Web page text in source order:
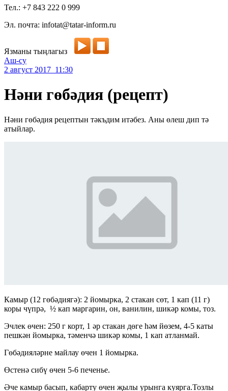
Тел.: +7 843 222 0 999
Эл. почта: infotat@tatar-inform.ru
Язманы тыңлагыз
Аш-су
2 август 2017 11:30
Нәни гөбәдия (рецепт)
Нәни гөбәдия рецептын тәкъдим итәбез. Аны өлеш дип тә
атыйлар.
Камыр (12 гөбәдиягә): 2 йомырка, 2 стакан сөт, 1 кап (11 г)
коры чүпрә, ½ кап маргарин, он, ванилин, шикәр комы, тоз.
Эчлек өчен: 250 г корт, 1 әр стакан дөге һәм йөзем, 4-5 каты
пешкән йомырка, тәменчә шикәр комы, 1 кап атланмай.
Гөбәдияләрне майлау өчен 1 йомырка.
Өстенә сибү өчен 5-6 печенье.
Әче камыр басып, кабарту өчен җылы урынга куярга.Тозлы